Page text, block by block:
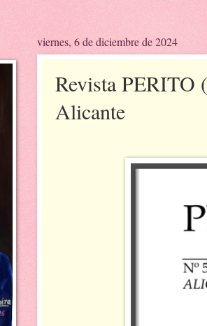
viernes, 6 de diciembre de 2024
Revista PERITO
Alicante